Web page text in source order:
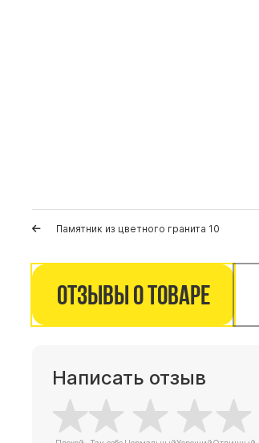
Памятник из цветного гранита 10
Отзывы о товаре
Написать отзыв